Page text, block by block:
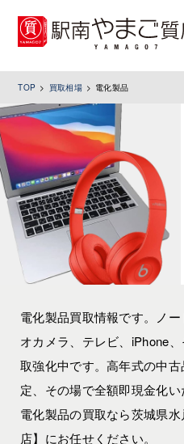
TOP 買取相場 電化製品
電化製品買取情報です。ノ
オカメラ、テレビ、iPhone
取強化中です。高年式の中
定、その場で全額即現金化い
電化製品の買取なら茨城県
店】にお任せください。